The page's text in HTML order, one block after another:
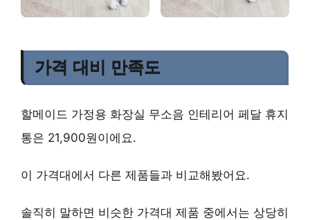
가격 대비 만족도
할메이드 가정용 화장실 무소음 인테리어 페달 휴지
통은 21,900원이에요.
이 가격대에서 다른 제품들과 비교해봤어요.
솔직히 말하면 비슷한 가격대 제품 중에서는 상당히